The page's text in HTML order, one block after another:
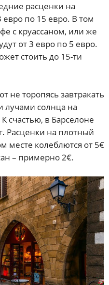
расценки на
евро по 15 евро. В том
с круассаном, или же
от 3 евро по 5 евро.
стоить до 15-ти
не торопясь завтракать
солнца на
счастью, в Барселоне
Расценки на плотный
месте колеблются от 5€
– примерно 2€.